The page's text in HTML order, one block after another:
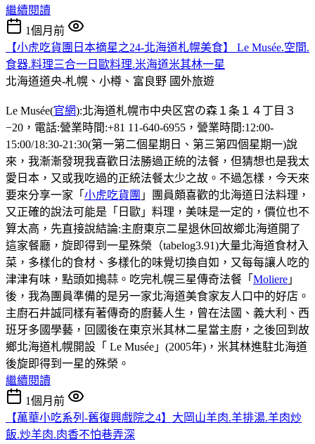
繼續閱讀
1個月前
【小虎吃貨團日本摘星之24-北海道札幌美食】 Le Musée.空間.
食器.料理三合一日歐料理.米海道米其林一星
北海道道央-札幌、小樽、富良野 國外旅遊
Le Musée(官網):北海道札幌市中央区宮の森１条１４丁目３
−20，電話:營業時間:+81 11-640-6955，營業時間:12:00-
15:00/18:30-21:30(第一第二個星期日、第三第四個星期一)說
來，我漸漸發現我喜歡日法勝過正統的法餐，但猜想也是我太
愛日本，又或我吃過的正統法餐太少之故。不過怎樣，今天來
要來分享一家「 小虎吃貨團 」團員頗喜歡的北海道日法料理，
又正確的說法可能是「日歐」料理，美味是一定的，價位也不
算太高，先直接說結論:主廚東京二星退休回故鄉北海道開了
這家餐廳，旋即得到一星殊榮（tabelog3.91)大量北海道食材入
菜，多樣化的食材、多樣化的味覺切換自如，又每每讓人吃的
津津有味，點頭如搗蒜。吃完札幌三星傳奇法餐「 Moliere 」
後，我為團員準備的是另一家北海道美食家友人口中的好店。
主廚石井誠同樣有著傳奇的廚藝人生，曾在法國、義大利、西
班牙多國學藝，回國後在東京米其林二星當主廚，之後回到故
鄉北海道札幌開設「 Le Musée」(2005年)，米其林進駐北海道
後旋即得到一星的殊榮。
繼續閱讀
1個月前
【萬華小吃系列-舊復興戲院之4】大岡山羊肉.羊排湯.羊肉炒
飯.炒羊肉.肉香不怕巷弄深